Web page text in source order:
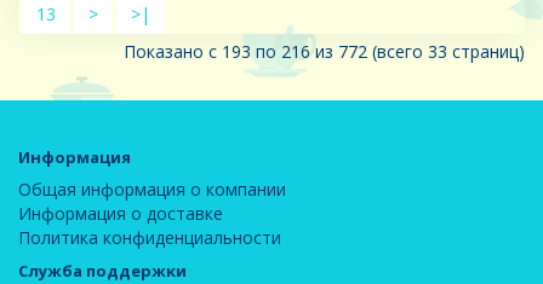
13
>
>|
Показано с 193 по 216 из 772 (всего 33 страниц)
Информация
Общая информация о компании
Информация о доставке
Политика конфиденциальности
Служба поддержки